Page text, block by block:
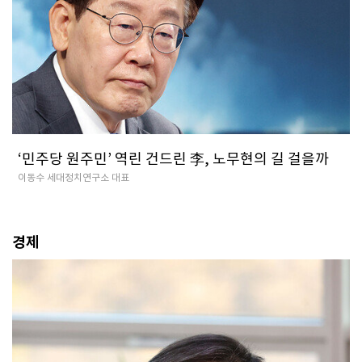
‘민주당 원주민’ 역린 건드린 李, 노무현의 길 걸을까
이동수 세대정치연구소 대표
경제